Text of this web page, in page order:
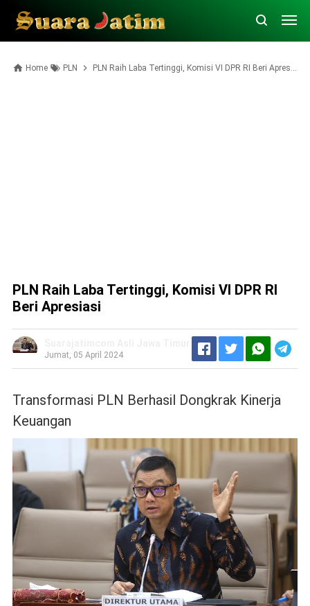
Home PLN PLN Raih Laba Tertinggi, Komisi VI DPR RI Beri Apresiasi
PLN Raih Laba Tertinggi, Komisi VI DPR RI
Beri Apresiasi
Jumat, 05 April 2024
Transformasi PLN Berhasil Dongkrak Kinerja
Keuangan